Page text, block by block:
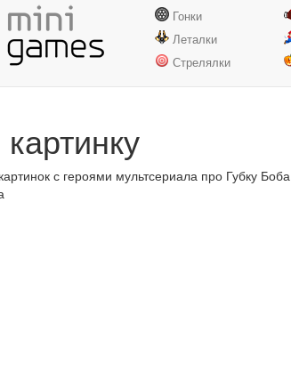
Гонки
Леталки
Стрелялки
с героями мультсериала про Губку Боба